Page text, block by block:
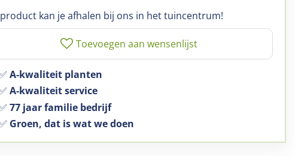
kan je afhalen bij ons in het tuincentrum!
A-kwaliteit planten
A-kwaliteit service
77 jaar familie bedrijf
Groen, dat is wat we doen